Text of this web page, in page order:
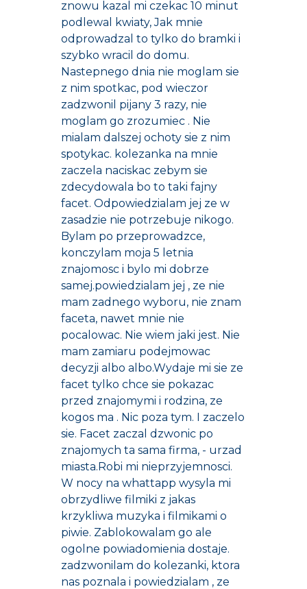
znowu kazal mi czekac 10 minut
podlewal kwiaty, Jak mnie
odprowadzal to tylko do bramki i
szybko wracil do domu.
Nastepnego dnia nie moglam sie
z nim spotkac, pod wieczor
zadzwonil pijany 3 razy, nie
moglam go zrozumiec . Nie
mialam dalszej ochoty sie z nim
spotykac. kolezanka na mnie
zaczela naciskac zebym sie
zdecydowala bo to taki fajny
facet. Odpowiedzialam jej ze w
zasadzie nie potrzebuje nikogo.
Bylam po przeprowadzce,
konczylam moja 5 letnia
znajomosc i bylo mi dobrze
samej.powiedzialam jej , ze nie
mam zadnego wyboru, nie znam
faceta, nawet mnie nie
pocalowac. Nie wiem jaki jest. Nie
mam zamiaru podejmowac
decyzji albo albo.Wydaje mi sie ze
facet tylko chce sie pokazac
przed znajomymi i rodzina, ze
kogos ma . Nic poza tym. I zaczelo
sie. Facet zaczal dzwonic po
znajomych ta sama firma, - urzad
miasta.Robi mi nieprzyjemnosci.
W nocy na whattapp wysyla mi
obrzydliwe filmiki z jakas
krzykliwa muzyka i filmikami o
piwie. Zablokowalam go ale
ogolne powiadomienia dostaje.
zadzwonilam do kolezanki, ktora
nas poznala i powiedzialam , ze